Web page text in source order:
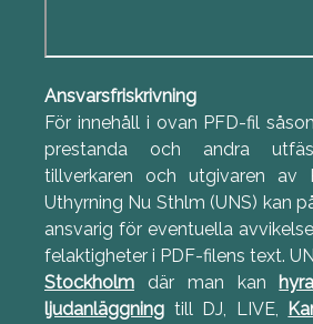
Ansvarsfriskrivning
För innehåll i ovan PFD-fil
prestanda och andra
tillverkaren och utgivaren av
Uthyrning Nu Sthlm (UNS) kan
ansvarig för eventuella
felaktigheter i PDF-filens text.
Stockholm där man kan
ljudanläggning till DJ, LIVE,